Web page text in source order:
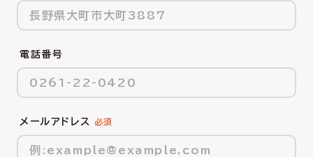
電話番号
メールアドレス